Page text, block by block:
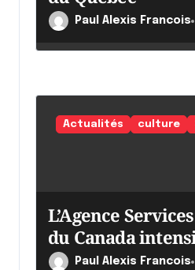
c
l
Paul Alexis Francois
Actualités culture
L’Agence
du Canada
effortsPaul Alexis Francois